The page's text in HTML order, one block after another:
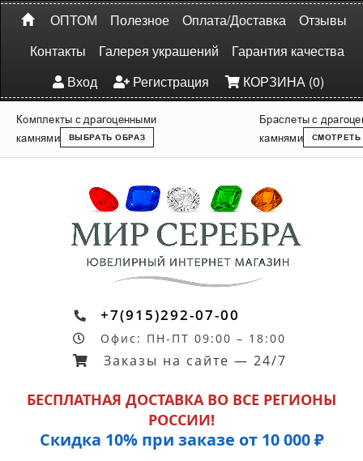
ОПТОМ Полезное Оплата/Доставка
Отзывы
Контакты
Галерея украшений
Гарантия качества
Вход
Регистрация КОРЗИНА (0)
Комплекты с драгоценными
камнями
ВЫБРАТЬ ОБРАЗ
Браслеты с
камнями
СМОТРЕТЬ
+7(915)292-07-00
Офис: ПН-ПТ 09:00 – 18:00
Заказы на сайте — 24/7
БЕСПЛАТНАЯ ДОСТАВКА ВО ВСЕ РЕГИОНЫ
РОССИИ!
Скидка 10% при заказе от 10 000 ₽